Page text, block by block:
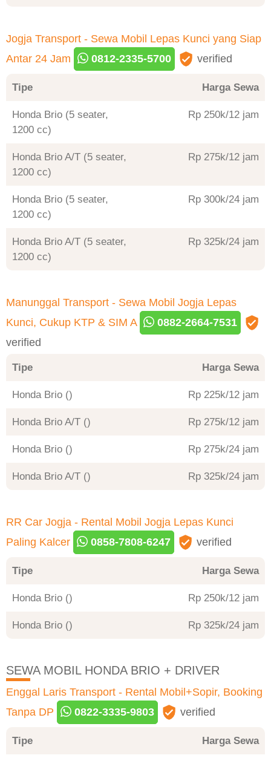
Jogja Transport - Sewa Mobil Lepas Kunci yang Siap
Antar 24 Jam
0812-2335-5700 verified
Tipe Harga Sewa
Honda Brio (5 seater,
1200 cc)
Rp 250 /12 jam
Honda Brio A/T (5 seater,
1200 cc)
Rp 275 /12 jam
Honda Brio (5 seater,
1200 cc)
Rp 300 /24 jam
Honda Brio A/T (5 seater,
1200 cc)
Rp 325 /24 jam
Manunggal Transport - Sewa Mobil Jogja Lepas
Kunci, Cukup KTP & SIM A
0882-2664-7531
verified
Tipe Harga Sewa
Honda Brio () Rp 225 /12 jam
Honda Brio A/T () Rp 275 /12 jam
Honda Brio () Rp 275 /24 jam
Honda Brio A/T () Rp 325 /24 jam
RR Car Jogja - Rental Mobil Jogja Lepas Kunci
Paling Kalcer
0858-7808-6247 verified
Tipe Harga Sewa
Honda Brio () Rp 250 /12 jam
Honda Brio () Rp 325 /24 jam
SEWA MOBIL HONDA BRIO + DRIVER
Enggal Laris Transport - Rental Mobil+Sopir, Booking
Tanpa DP
0822-3335-9803 verified
Tipe Harga Sewa